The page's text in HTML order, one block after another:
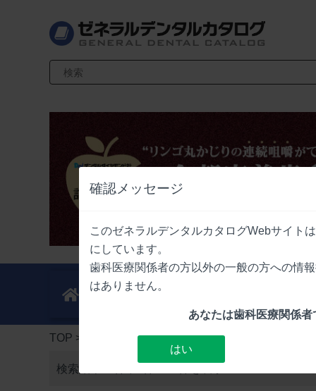
確認メッセージ
このゼネラルデンタルカタログWebサイト
にしています。
歯科医療関係者の方以外の一般の方への情
はありません。
あなたは歯科医療関係者
はい
検索キーワード入力
新製品
TOP > 検索結果一覧
検索結果16件中